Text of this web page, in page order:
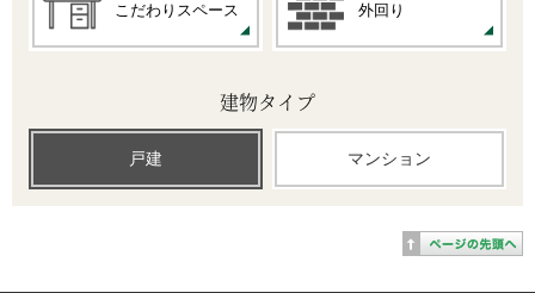
こだわりスペース 外回り
建物タイプ
戸建 マンション